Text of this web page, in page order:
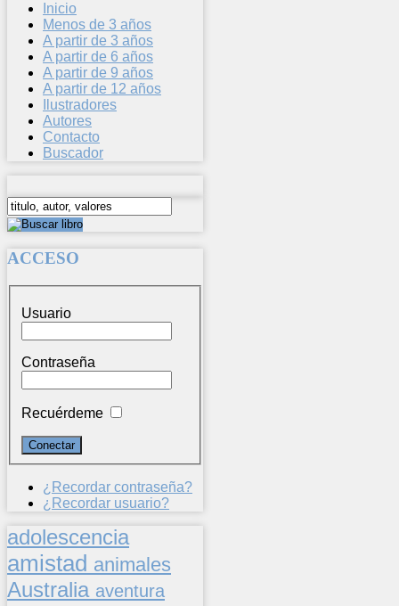
Inicio
Menos de 3 años
A partir de 3 años
A partir de 6 años
A partir de 9 años
A partir de 12 años
Ilustradores
Autores
Contacto
Buscador
ACCESO
Usuario
Contraseña
Recuérdeme
¿Recordar contraseña?
¿Recordar usuario?
adolescencia
amistad animales
Australia aventura